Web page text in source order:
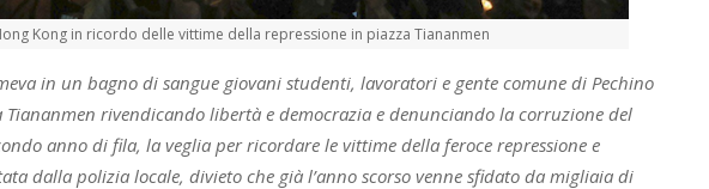
Kong in ricordo delle vittime della repressione in piazza Tiananmen
in un bagno di sangue giovani studenti, lavoratori e gente comune di Pechino
rivendicando libertà e democrazia e denunciando la corruzione del
anno di fila, la veglia per ricordare le vittime della feroce repressione e
dalla polizia locale, divieto che già l’anno scorso venne sfidato da migliaia di